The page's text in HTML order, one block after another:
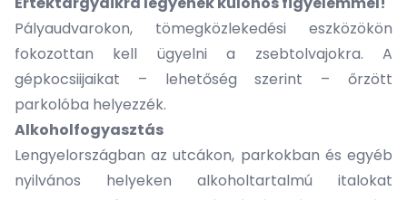
Pályaudvarokon, tömegközlekedési eszközökön
fokozottan kell ügyelni a zsebtolvajokra. A
gépkocsiijaikat – lehetőség szerint – őrzött
parkolóba helyezzék.
Alkoholfogyasztás
Lengyelországban az utcákon, parkokban és egyéb
nyilvános helyeken alkoholtartalmú italokat